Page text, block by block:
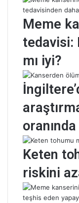
Meme
tedavisi:
mı iyi?
oranında
Keten
riskini